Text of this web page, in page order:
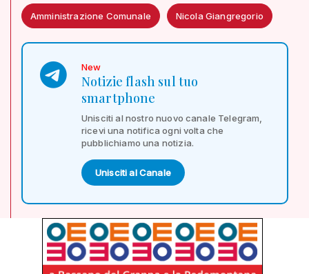
Amministrazione Comunale Nicola Giangregorio
New
Notizie flash sul tuo
smartphone
Unisciti al nostro nuovo canale Telegram,
ricevi una notifica ogni volta che
pubblichiamo una notizia.
Unisciti al Canale